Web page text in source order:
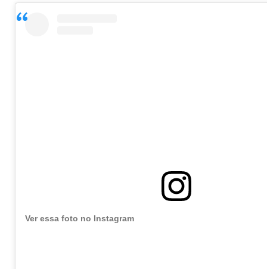
Ver essa foto no Instagram